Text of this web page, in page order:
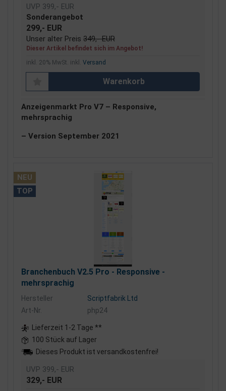
UVP 399,- EUR
Sonderangebot
299,- EUR
Unser alter Preis 349,- EUR
Dieser Artikel befindet sich im Angebot!
inkl. 20% MwSt. inkl. Versand
Warenkorb
Anzeigenmarkt Pro V7 – Responsive,
mehrsprachig
– Version September 2021
NEU
TOP
Branchenbuch V2.5 Pro - Responsive -
mehrsprachig
Hersteller
Scriptfabrik Ltd
Art-Nr.
php24
Lieferzeit 1-2 Tage **
100 Stück auf Lager
Dieses Produkt ist versandkostenfrei!
UVP 399,- EUR
329,- EUR